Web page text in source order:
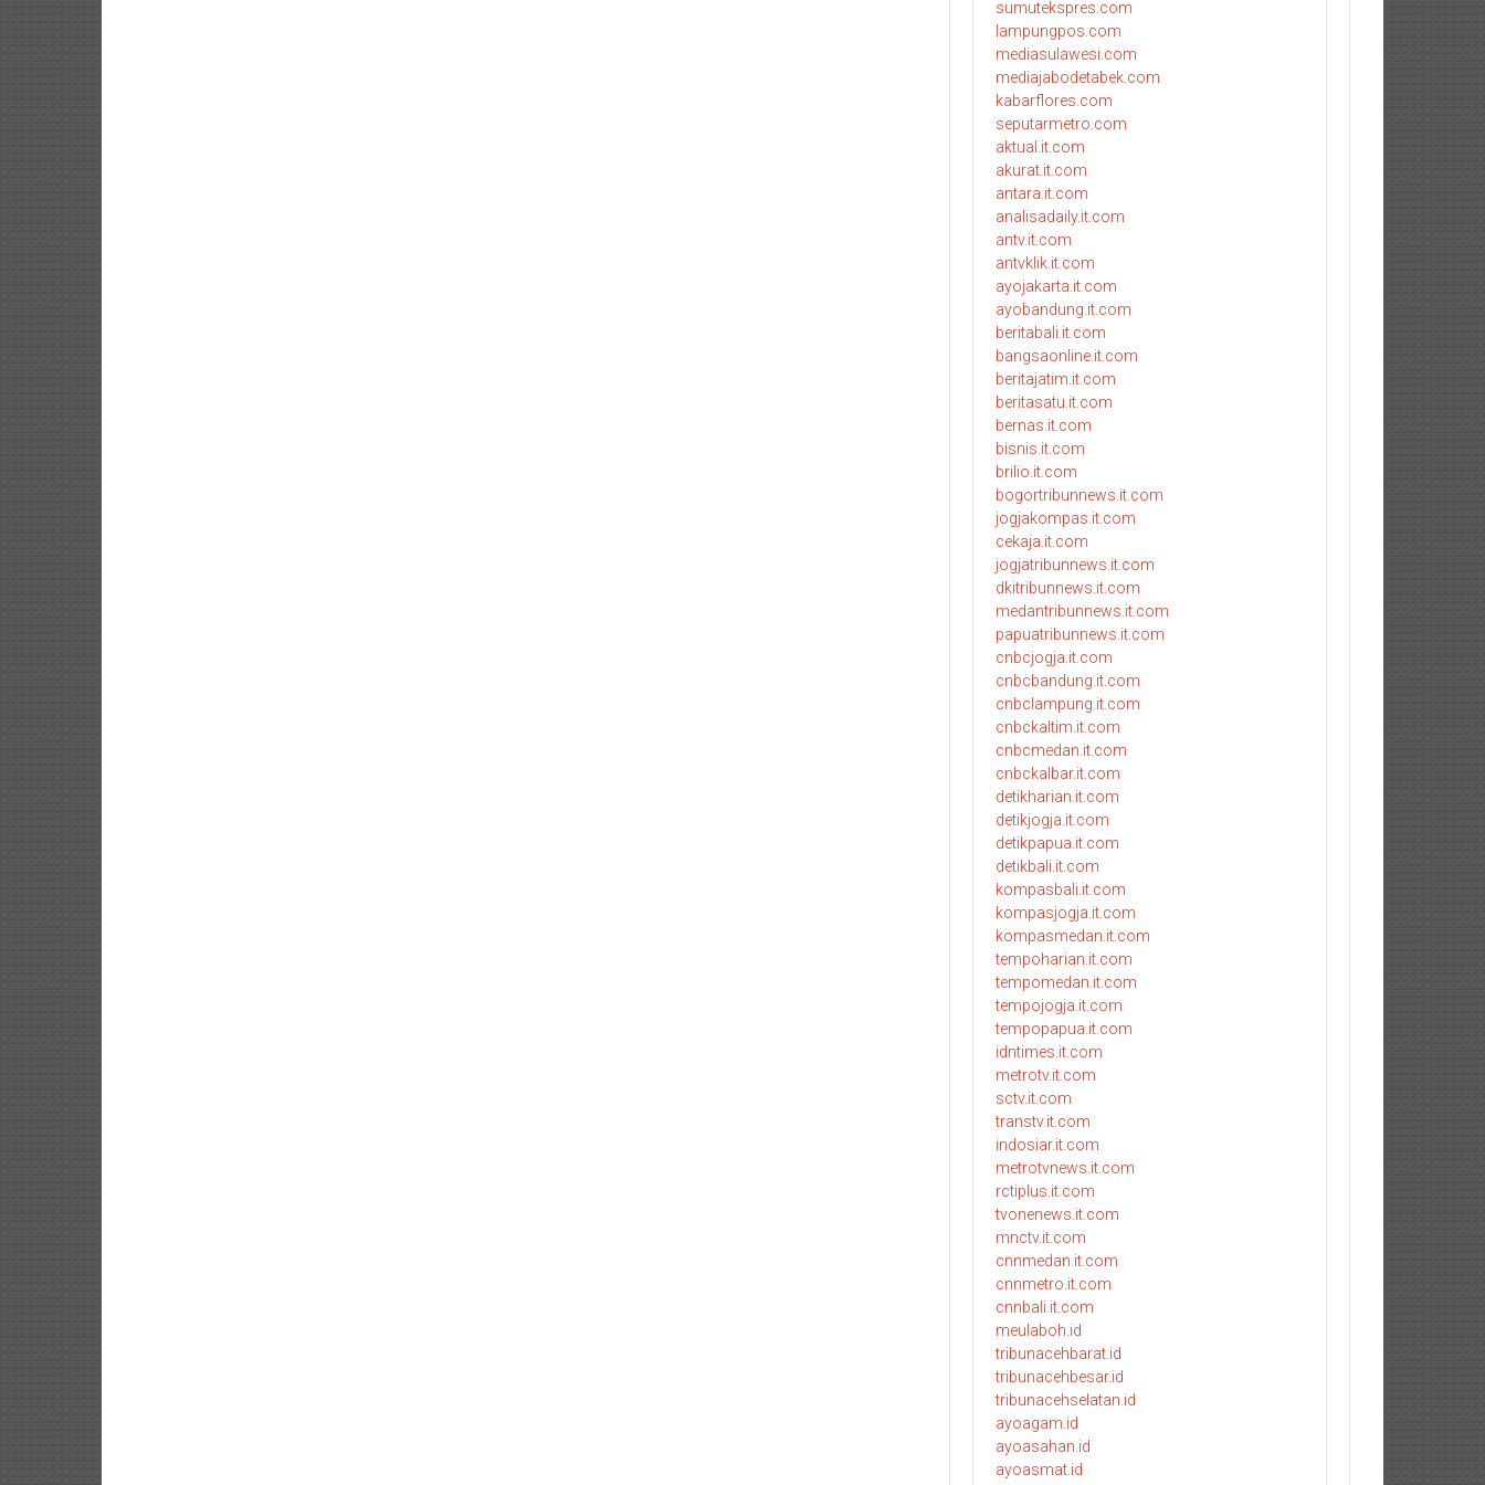
sumutekspres.com
lampungpos.com
mediasulawesi.com
mediajabodetabek.com
kabarflores.com
seputarmetro.com
aktual.it.com
akurat.it.com
antara.it.com
analisadaily.it.com
antv.it.com
antvklik.it.com
ayojakarta.it.com
ayobandung.it.com
beritabali.it.com
bangsaonline.it.com
beritajatim.it.com
beritasatu.it.com
bernas.it.com
bisnis.it.com
brilio.it.com
bogortribunnews.it.com
jogjakompas.it.com
cekaja.it.com
jogjatribunnews.it.com
dkitribunnews.it.com
medantribunnews.it.com
papuatribunnews.it.com
cnbcjogja.it.com
cnbcbandung.it.com
cnbclampung.it.com
cnbckaltim.it.com
cnbcmedan.it.com
cnbckalbar.it.com
detikharian.it.com
detikjogja.it.com
detikpapua.it.com
detikbali.it.com
kompasbali.it.com
kompasjogja.it.com
kompasmedan.it.com
tempoharian.it.com
tempomedan.it.com
tempojogja.it.com
tempopapua.it.com
idntimes.it.com
metrotv.it.com
sctv.it.com
transtv.it.com
indosiar.it.com
metrotvnews.it.com
rctiplus.it.com
tvonenews.it.com
mnctv.it.com
cnnmedan.it.com
cnnmetro.it.com
cnnbali.it.com
meulaboh.id
tribunacehbarat.id
tribunacehbesar.id
tribunacehselatan.id
ayoagam.id
ayoasahan.id
ayoasmat.id